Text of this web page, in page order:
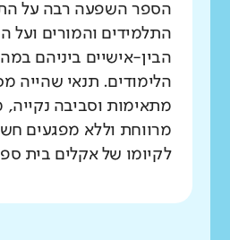
הספר השפעה רבה על
התלמידים והמורים ועל
הבין-אישיים ביניהם
הלימודים. תנאי שהייה
מתאימות וסביבה
מרווחת וללא מפגעים
לקיומו של אקלים בית